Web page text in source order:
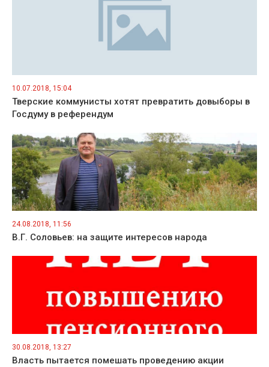
10.07.2018, 15:04
Тверские коммунисты хотят превратить довыборы в
Госдуму в референдум
24.08.2018, 11:56
В.Г. Соловьев: на защите интересов народа
30.08.2018, 13:27
Власть пытается помешать проведению акции